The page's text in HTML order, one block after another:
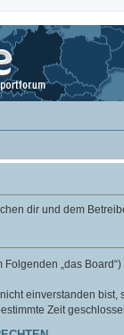
dir und dem
Folgenden „das
einverstanden
Zeit